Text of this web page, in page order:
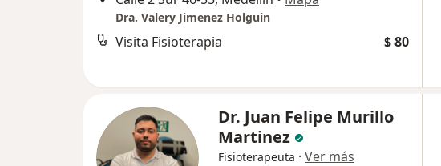
Dra. Valery Jimenez Holguin
Visita Fisioterapia $ 80
Dr. Juan Felipe Murillo
Martinez
Fisioterapeuta · Ver más